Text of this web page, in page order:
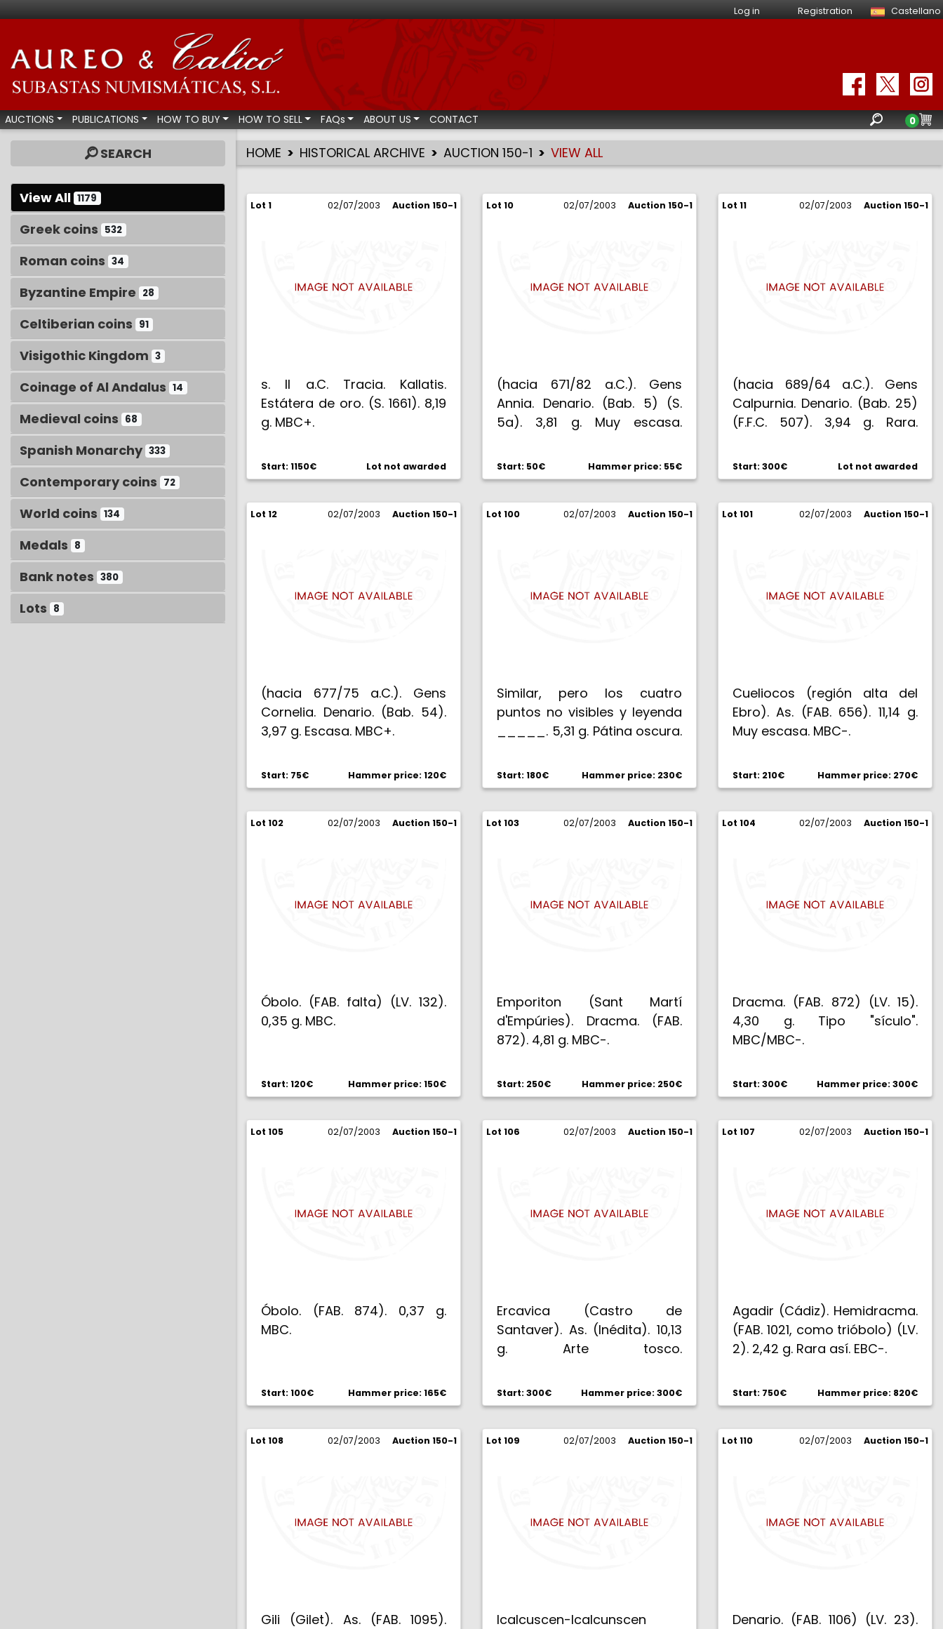
Log in Registration Castellano
Aureo & Calicó - Numismatic auctions
AUCTIONS PUBLICATIONS HOW TO BUY HOW TO SELL FAQs ABOUT US CONTACT 0
SEARCH
View All 1179
Greek coins 532
Roman coins 34
Byzantine Empire 28
Celtiberian coins 91
Visigothic Kingdom 3
Coinage of Al Andalus 14
Medieval coins 68
Spanish Monarchy 333
Contemporary coins 72
World coins 134
Medals 8
Bank notes 380
Lots 8
HOME HISTORICAL ARCHIVE AUCTION 150-1 VIEW ALL
Lot 1 02/07/2003 Auction 150-1
s. II a.C. Tracia. Kallatis.
Estátera de oro. (S. 1661). 8,19
g. MBC+.
Start: 1150€ Lot not awarded
Lot 10 02/07/2003 Auction 150-1
(hacia 671/82 a.C.). Gens
Annia. Denario. (Bab. 5) (S.
5a). 3,81 g. Muy escasa.
Start: 50€ Hammer price: 55€
Lot 11 02/07/2003 Auction 150-1
(hacia 689/64 a.C.). Gens
Calpurnia. Denario. (Bab. 25)
(F.F.C. 507). 3,94 g. Rara.
Start: 300€ Lot not awarded
Lot 12 02/07/2003 Auction 150-1
(hacia 677/75 a.C.). Gens
Cornelia. Denario. (Bab. 54).
3,97 g. Escasa. MBC+.
Start: 75€ Hammer price: 120€
Lot 100 02/07/2003 Auction 150-1
Similar, pero los cuatro
puntos no visibles y leyenda
_____. 5,31 g. Pátina oscura.
Start: 180€ Hammer price: 230€
Lot 101 02/07/2003 Auction 150-1
Cueliocos (región alta del
Ebro). As. (FAB. 656). 11,14 g.
Muy escasa. MBC-.
Start: 210€ Hammer price: 270€
Lot 102 02/07/2003 Auction 150-1
Óbolo. (FAB. falta) (LV. 132).
0,35 g. MBC.
Start: 120€ Hammer price: 150€
Lot 103 02/07/2003 Auction 150-1
Emporiton (Sant Martí
d'Empúries). Dracma. (FAB.
872). 4,81 g. MBC-.
Start: 250€ Hammer price: 250€
Lot 104 02/07/2003 Auction 150-1
Dracma. (FAB. 872) (LV. 15).
4,30 g. Tipo "sículo".
MBC/MBC-.
Start: 300€ Hammer price: 300€
Lot 105 02/07/2003 Auction 150-1
Óbolo. (FAB. 874). 0,37 g.
MBC.
Start: 100€ Hammer price: 165€
Lot 106 02/07/2003 Auction 150-1
Ercavica (Castro de
Santaver). As. (Inédita). 10,13
g. Arte tosco.
BC+.
Start: 300€ Hammer price: 300€
Lot 107 02/07/2003 Auction 150-1
Agadir (Cádiz). Hemidracma.
(FAB. 1021, como trióbolo) (LV.
2). 2,42 g. Rara así. EBC-.
Start: 750€ Hammer price: 820€
Lot 108 02/07/2003 Auction 150-1
Gili (Gilet). As. (FAB. 1095).
Lot 109 02/07/2003 Auction 150-1
Icalcuscen-Icalcunscen
Lot 110 02/07/2003 Auction 150-1
Denario. (FAB. 1106) (LV. 23).